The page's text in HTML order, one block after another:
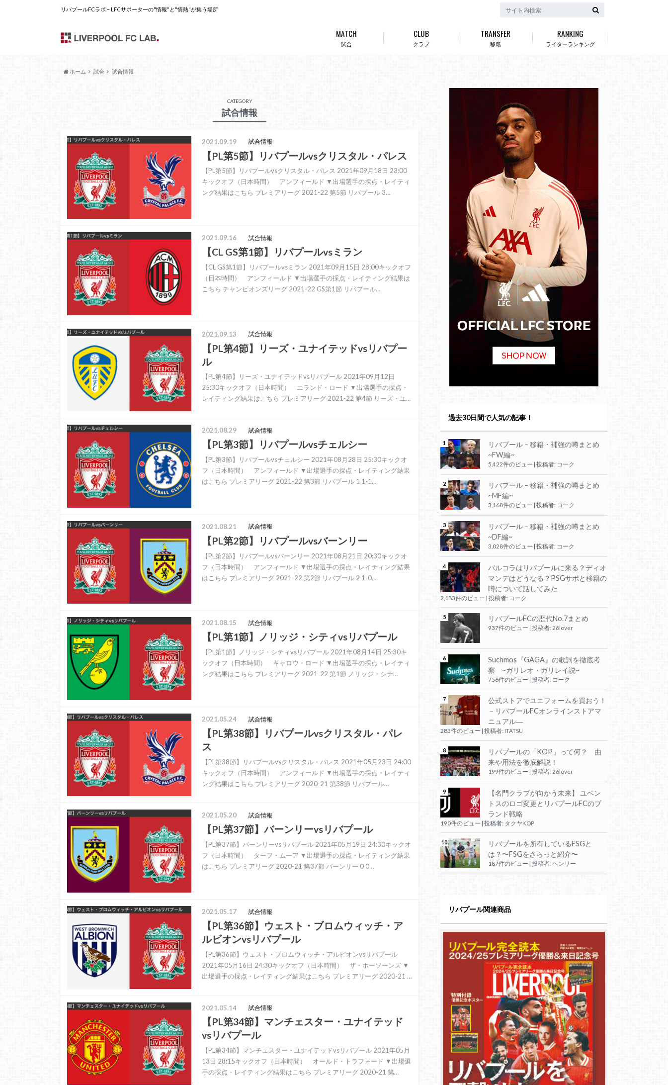
リバプールFCラボ – LFCサポーターの"情報"と"情熱"が集う場所
試合
MATCH
クラブ
CLUB
移籍
TRANSFER
ライターランキング
RANKING
ホーム 試合 試合情報
CATEGORY
試合情報
2021.09.19 試合情報
【PL第5節】リバプールvsクリスタル・パレス
【PL第5節】リバプールvsクリスタル・パレス 2021年09月18日 23:00
キックオフ（日本時間） アンフィールド ▼出場選手の採点・レイティ
ング結果はこちら プレミアリーグ 2021-22 第5節 リバプール 3…
2021.09.16 試合情報
【CL GS第1節】リバプールvsミラン
【CL GS第1節】リバプールvsミラン 2021年09月15日 28:00キックオフ
（日本時間） アンフィールド ▼出場選手の採点・レイティング結果は
こちら チャンピオンズリーグ 2021-22 GS第1節 リバプール…
2021.09.13 試合情報
【PL第4節】リーズ・ユナイテッドvsリバプー
ル
【PL第4節】リーズ・ユナイテッドvsリバプール 2021年09月12日
25:30キックオフ（日本時間） エランド・ロード ▼出場選手の採点・
レイティング結果はこちら プレミアリーグ 2021-22 第4節 リーズ・ユ…
2021.08.29 試合情報
【PL第3節】リバプールvsチェルシー
【PL第3節】リバプールvsチェルシー 2021年08月28日 25:30キックオ
フ（日本時間） アンフィールド ▼出場選手の採点・レイティング結果
はこちら プレミアリーグ 2021-22 第3節 リバプール 1 1-1…
2021.08.21 試合情報
【PL第2節】リバプールvsバーンリー
【PL第2節】リバプールvsバーンリー 2021年08月21日 20:30キックオ
フ（日本時間） アンフィールド ▼出場選手の採点・レイティング結果
はこちら プレミアリーグ 2021-22 第2節 リバプール 2 1-0…
2021.08.15 試合情報
【PL第1節】ノリッジ・シティvsリバプール
【PL第1節】ノリッジ・シティvsリバプール 2021年08月14日 25:30キ
ックオフ（日本時間） キャロウ・ロード ▼出場選手の採点・レイティ
ング結果はこちら プレミアリーグ 2021-22 第1節 ノリッジ・シテ…
2021.05.24 試合情報
【PL第38節】リバプールvsクリスタル・パレ
ス
【PL第38節】リバプールvsクリスタル・パレス 2021年05月23日 24:00
キックオフ（日本時間） アンフィールド ▼出場選手の採点・レイティ
ング結果はこちら プレミアリーグ 2020-21 第38節 リバプール…
2021.05.20 試合情報
【PL第37節】バーンリーvsリバプール
【PL第37節】バーンリーvsリバプール 2021年05月19日 24:30キックオ
フ（日本時間） ターフ・ムーア ▼出場選手の採点・レイティング結果
はこちら プレミアリーグ 2020-21 第37節 バーンリー 0 0…
2021.05.17 試合情報
【PL第36節】ウェスト・ブロムウィッチ・ア
ルビオンvsリバプール
【PL第36節】ウェスト・ブロムウィッチ・アルビオンvsリバプール
2021年05月16日 24:30キックオフ（日本時間） ザ・ホーソーンズ ▼
出場選手の採点・レイティング結果はこちら プレミアリーグ 2020-21 …
2021.05.14 試合情報
【PL第34節】マンチェスター・ユナイテッド
vsリバプール
【PL第34節】マンチェスター・ユナイテッドvsリバプール 2021年05月
13日 28:15キックオフ（日本時間） オールド・トラフォード ▼出場選
手の採点・レイティング結果はこちら プレミアリーグ 2020-21 第…
過去30日間で人気の記事！
リバプール – 移籍・補強の噂まとめ
~FW編~
5,422件のビュー | 投稿者: コーク
リバプール – 移籍・補強の噂まとめ
~MF編~
3,168件のビュー 投稿者: コーク
リバプール – 移籍・補強の噂まとめ
~DF編~
3,028件のビュー | 投稿者: コーク
バルコラはリバプールに来る？ディオ
マンデはどうなる？PSGサポと移籍の
噂について話してみた
2,183件のビュー | 投稿者: コーク
リバプールFCの歴代No.7まとめ
937件のビュー 投稿者: 26lover
Suchmos『GAGA』の歌詞を徹底考
察 ~ガリレオ・ガリレイ説~
756件のビュー | 投稿者: コーク
公式ストアでユニフォームを買おう！
－リバプールFCオンラインストアマ
ニュアル―
283件のビュー 投稿者: ITATSU
リバプールの「KOP」って何？ 由
来や用法を徹底解説！
199件のビュー | 投稿者: 26lover
【名門クラブが向かう未来】 ユベン
トスのロゴ変更とリバプールFCのブ
ランド戦略
190件のビュー | 投稿者: タクヤKOP
リバプールを所有しているFSGと
は？〜FSGをさらっと紹介〜
187件のビュー 投稿者: ヘンリー
リバプール関連商品